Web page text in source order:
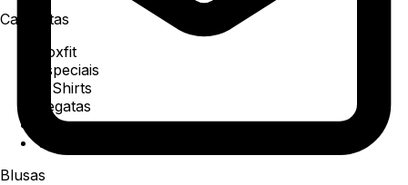
Camisetas
Boxfit
Especiais
T-Shirts
Regatas
Polo
Ver todos
Blusas